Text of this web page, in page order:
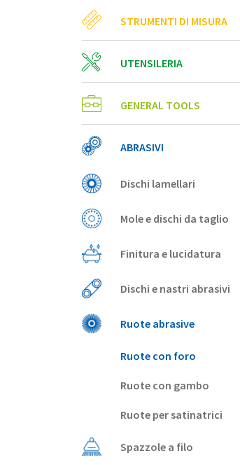
STRUMENTI DI MISURA
UTENSILERIA
GENERAL TOOLS
ABRASIVI
Dischi lamellari
Mole e dischi da taglio
Finitura e lucidatura
Dischi e nastri abrasivi
Ruote abrasive
Ruote con foro
Ruote con gambo
Ruote per satinatrici
Spazzole a filo